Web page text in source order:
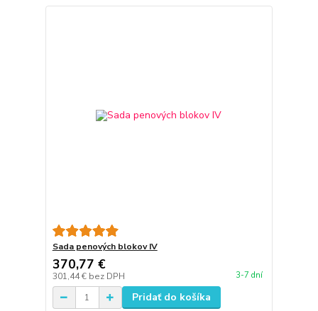
Sada penových blokov IV
370,77 €
301,44 € bez DPH 3-7 dní
Pridať do košíka